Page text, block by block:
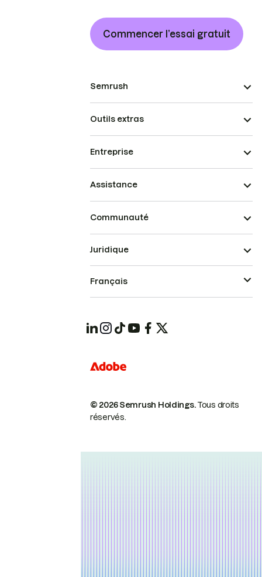
Commencer l’essai gratuit
Semrush
Outils extras
Entreprise
Assistance
Communauté
© 2026 Semrush Holdings.Tous droits
réservés.
Juridique
Français